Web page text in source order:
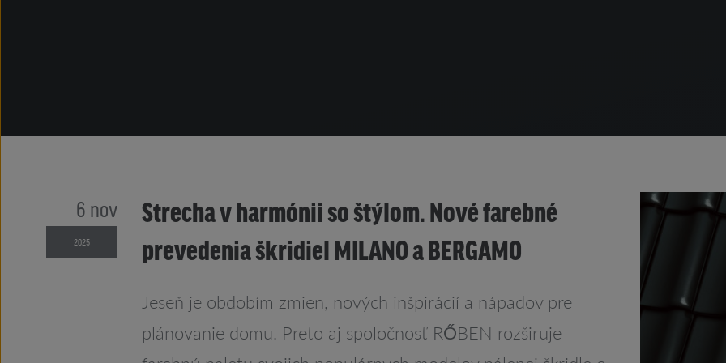
6 nov
2025
Strecha v harmónii so štýlom. Nové farebné
prevedenia škridiel MILANO a BERGAMO
Jeseň je obdobím zmien, nových inšpirácií a nápadov pre
plánovanie domu. Preto aj spoločnosť RŐBEN rozširuje